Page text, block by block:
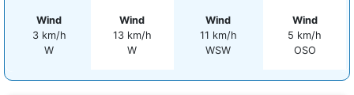
Wind
3 km/h
W
Wind
13 km/h
W
Wind
11 km/h
WSW
Wind
5 km/h
OSO